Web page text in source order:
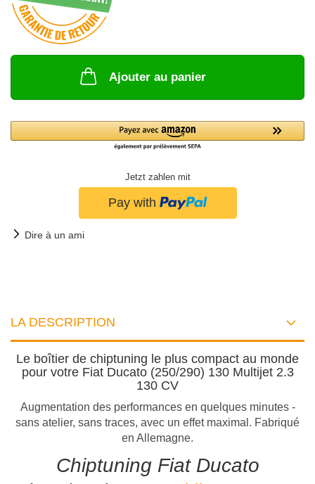
Ajouter au panier
Jetzt zahlen mit
Dire à un ami
LA DESCRIPTION
Le boîtier de chiptuning le plus compact au monde
pour votre Fiat Ducato (250/290) 130 Multijet 2.3
130 CV
Augmentation des performances en quelques minutes -
sans atelier, sans traces, avec un effet maximal. Fabriqué
en Allemagne.
Chiptuning Fiat Ducato